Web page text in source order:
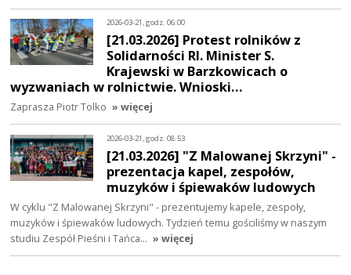
2026-03-21, godz. 06:00
[21.03.2026] Protest rolników z
Solidarności RI. Minister S.
Krajewski w Barzkowicach o
wyzwaniach w rolnictwie. Wnioski…
Zaprasza Piotr Tolko » więcej
2026-03-21, godz. 08:53
[21.03.2026] "Z Malowanej Skrzyni" -
prezentacja kapel, zespołów,
muzyków i śpiewaków ludowych
W cyklu "Z Malowanej Skrzyni" - prezentujemy kapele, zespoły,
muzyków i śpiewaków ludowych. Tydzień temu gościliśmy w naszym
studiu Zespół Pieśni i Tańca… » więcej